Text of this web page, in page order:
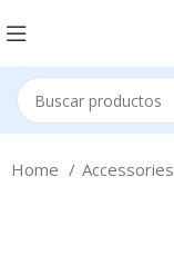
Home Accessories